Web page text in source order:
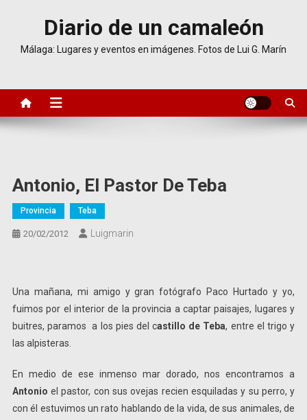
Diario de un camaleón
Málaga: Lugares y eventos en imágenes. Fotos de Lui G. Marín
Antonio, El Pastor De Teba
Provincia Teba
20/02/2012 Luigmarin
Una mañana, mi amigo y gran fotógrafo Paco Hurtado y yo,
fuimos por el interior de la provincia a captar paisajes, lugares y
buitres, paramos a los pies del castillo de Teba, entre el trigo y
las alpisteras.
En medio de ese inmenso mar dorado, nos encontramos a
Antonio el pastor, con sus ovejas recien esquiladas y su perro, y
con él estuvimos un rato hablando de la vida, de sus animales, de